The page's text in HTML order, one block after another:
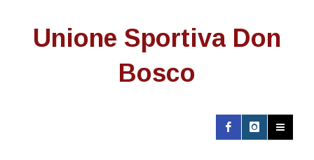
Unione Sportiva Don
Bosco